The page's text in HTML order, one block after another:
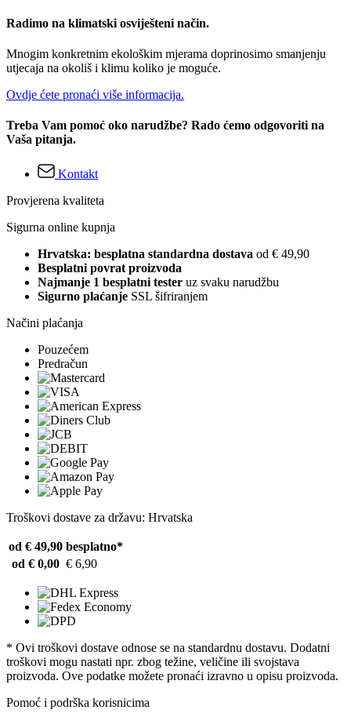
Radimo na klimatski osviješteni način.
Mnogim konkretnim ekološkim mjerama doprinosimo smanjenju
utjecaja na okoliš i klimu koliko je moguće.
Ovdje ćete pronaći više informacija.
Treba Vam pomoć oko narudžbe? Rado ćemo odgovoriti na
Vaša pitanja.
Kontakt
Provjerena kvaliteta
Sigurna online kupnja
Hrvatska: besplatna standardna dostava od € 49,90
Besplatni povrat proizvoda
Najmanje 1 besplatni tester uz svaku narudžbu
Sigurno plaćanje SSL šifriranjem
Načini plaćanja
Pouzećem
Predračun
Troškovi dostave za državu: Hrvatska
od € 49,90 besplatno*
od € 0,00 € 6,90
* Ovi troškovi dostave odnose se na standardnu ​​dostavu. Dodatni
troškovi mogu nastati npr. zbog težine, veličine ili svojstava
proizvoda. Ove podatke možete pronaći izravno u opisu proizvoda.
Pomoć i podrška korisnicima